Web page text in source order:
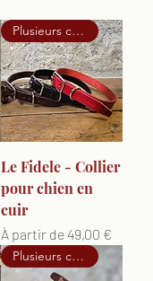
Plusieurs couleurs dispo
Le Fidele - Collier
pour chien en
cuir
À partir de 49,00 €
Prix promotionnel
Plusieurs couleurs dispo